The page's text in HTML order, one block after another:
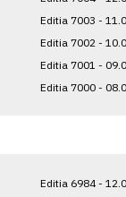
Editia 7003 -
Editia 7002 -
Editia 7001 -
Editia 7000 -
Editia 6984 -